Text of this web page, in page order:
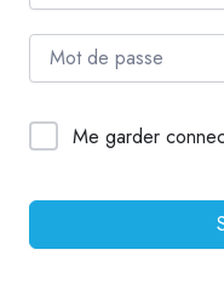
Me garder